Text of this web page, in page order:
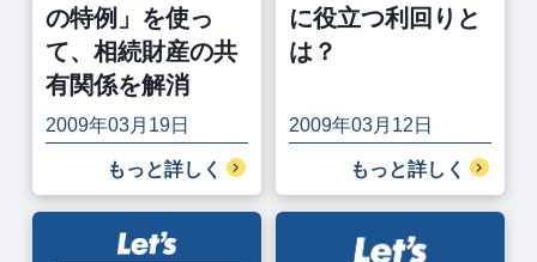
の特例」を使っ
て、相続財産の共
有関係を解消
2009年03月19日
もっと詳しく
に役立つ利回りと
は？
2009年03月12日
もっと詳しく